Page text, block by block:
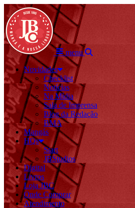
menu
Novidades
Checklist
Notícias
Na Mídia
Sala de Imprensa
Blog da Redação
BMA
Mangás
HQs
Start
JBStudios
Digital
Livros
Loja JBC
Onde Comprar
Atendimento